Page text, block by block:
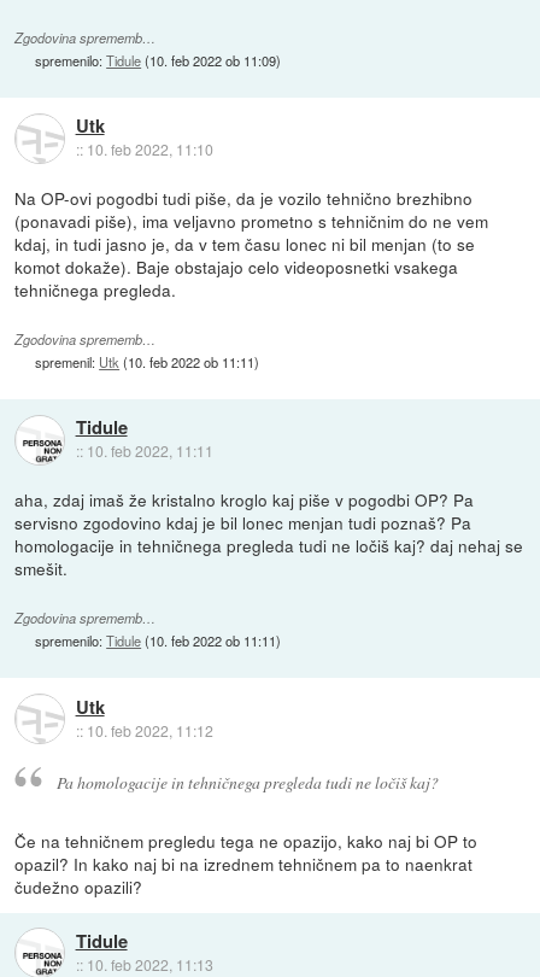
Zgodovina sprememb…
spremenilo:Tidule(10. feb 2022 ob 11:09)
Utk
:: 10. feb 2022, 11:10
Na OP-ovi pogodbi tudi piše, da je vozilo tehnično brezhibno
(ponavadi piše), ima veljavno prometno s tehničnim do ne vem
kdaj, in tudi jasno je, da v tem času lonec ni bil menjan (to se
komot dokaže). Baje obstajajo celo videoposnetki vsakega
tehničnega pregleda.
Zgodovina sprememb…
spremenil: Utk(10. feb 2022 ob 11:11)
Tidule
:: 10. feb 2022, 11:11
aha, zdaj imaš že kristalno kroglo kaj piše v pogodbi OP? Pa
servisno zgodovino kdaj je bil lonec menjan tudi poznaš? Pa
homologacije in tehničnega pregleda tudi ne ločiš kaj? daj nehaj se
smešit.
Zgodovina sprememb…
spremenilo:Tidule(10. feb 2022 ob 11:11)
Utk
:: 10. feb 2022, 11:12
Pa homologacije in tehničnega pregleda tudi ne ločiš kaj?
Če na tehničnem pregledu tega ne opazijo, kako naj bi OP to
opazil? In kako naj bi na izrednem tehničnem pa to naenkrat
čudežno opazili?
Tidule
:: 10. feb 2022, 11:13